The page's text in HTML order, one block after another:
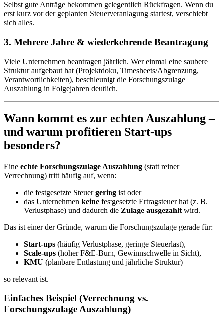
Selbst gute Anträge bekommen gelegentlich Rückfragen. Wenn du
erst kurz vor der geplanten Steuerveranlagung startest, verschiebt
sich alles.
3. Mehrere Jahre & wiederkehrende Beantragung
Viele Unternehmen beantragen jährlich. Wer einmal eine saubere
Struktur aufgebaut hat (Projektdoku, Timesheets/Abgrenzung,
Verantwortlichkeiten), beschleunigt die Forschungszulage
Auszahlung in Folgejahren deutlich.
Wann kommt es zur echten Auszahlung –
und warum profitieren Start-ups
besonders?
Eine echte Forschungszulage Auszahlung (statt reiner
Verrechnung) tritt häufig auf, wenn:
die festgesetzte Steuergering ist oder
das Unternehmen keine festgesetzte Ertragsteuer hat (z. B.
Verlustphase) und dadurch die Zulage ausgezahlt wird.
Das ist einer der Gründe, warum die Forschungszulage gerade für:
Start-ups (häufig Verlustphase, geringe Steuerlast),
Scale-ups (hoher F&E-Burn, Gewinnschwelle in Sicht),
KMU (planbare Entlastung und jährliche Struktur)
so relevant ist.
Einfaches Beispiel (Verrechnung vs.
Forschungszulage Auszahlung)